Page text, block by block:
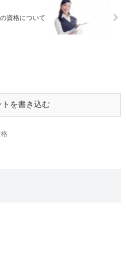
資格について
トを書き込む